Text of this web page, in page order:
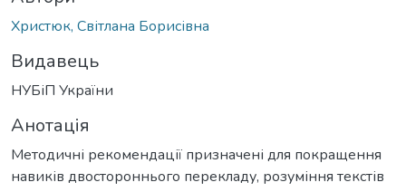
Христюк, Світлана Борисівна
Видавець
НУБіП України
Анотація
Методичні рекомендації призначені для покращення
навиків двостороннього перекладу, розуміння текстів